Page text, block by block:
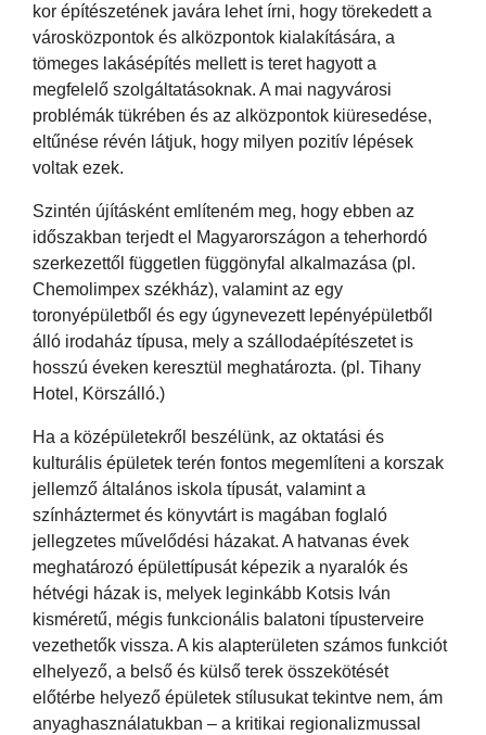
kor építészetének javára lehet írni, hogy törekedett a
városközpontok és alközpontok kialakítására, a
tömeges lakásépítés mellett is teret hagyott a
megfelelő szolgáltatásoknak. A mai nagyvárosi
problémák tükrében és az alközpontok kiüresedése,
eltűnése révén látjuk, hogy milyen pozitív lépések
voltak ezek.
Szintén újításként említeném meg, hogy ebben az
időszakban terjedt el Magyarországon a teherhordó
szerkezettől független függönyfal alkalmazása (pl.
Chemolimpex székház), valamint az egy
toronyépületből és egy úgynevezett lepényépületből
álló irodaház típusa, mely a szállodaépítészetet is
hosszú éveken keresztül meghatározta. (pl. Tihany
Hotel, Körszálló.)
Ha a középületekről beszélünk, az oktatási és
kulturális épületek terén fontos megemlíteni a korszak
jellemző általános iskola típusát, valamint a
színháztermet és könyvtárt is magában foglaló
jellegzetes művelődési házakat. A hatvanas évek
meghatározó épülettípusát képezik a nyaralók és
hétvégi házak is, melyek leginkább Kotsis Iván
kisméretű, mégis funkcionális balatoni típusterveire
vezethetők vissza. A kis alapterületen számos funkciót
elhelyező, a belső és külső terek összekötését
előtérbe helyező épületek stílusukat tekintve nem, ám
anyaghasználatukban – a kritikai regionalizmussal